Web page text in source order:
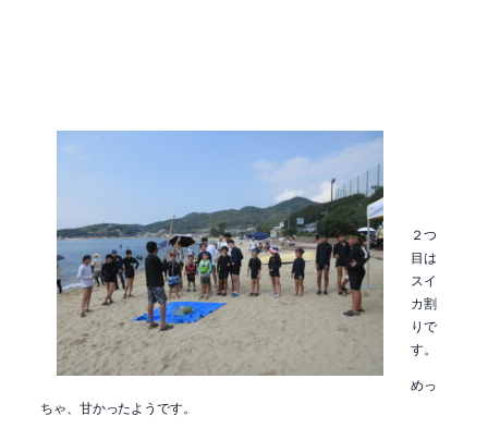
２つ
目は
スイ
カ割
りで
す。
めっ
ちゃ、甘かったようです。